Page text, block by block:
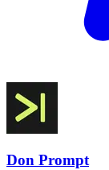
Don Prompt